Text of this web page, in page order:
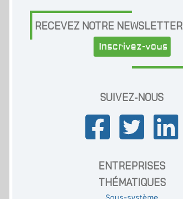
RECEVEZ NOTRE NEWSLETTER
Inscrivez-vous
SUIVEZ-NOUS
ENTREPRISES
THÉMATIQUES